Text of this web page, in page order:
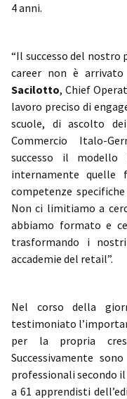
4 anni.
“Il successo del
career non è
Sacilotto, Chief
lavoro preciso di
scuole, di ascolto
Commercio Italo-
successo il modello
internamente quelle
competenze
Non ci limitiamo a
abbiamo formato e
trasformando i
accademie del retail”.
Nel corso della
testimoniato
per la propria
Successivamente
professionali secondo
a 61 apprendisti